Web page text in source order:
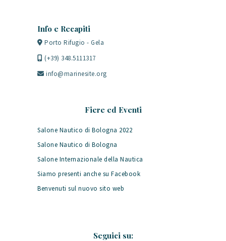
Info e Recapiti
Porto Rifugio - Gela
(+39) 348.5111317
info@marinesite.org
Fiere ed Eventi
Salone Nautico di Bologna 2022
Salone Nautico di Bologna
Salone Internazionale della Nautica
Siamo presenti anche su Facebook
Benvenuti sul nuovo sito web
Seguici su: